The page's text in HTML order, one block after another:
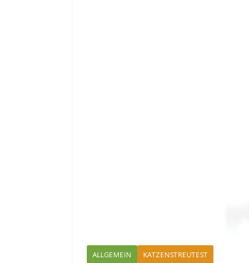
ALLGEMEIN KATZENSTREUTEST